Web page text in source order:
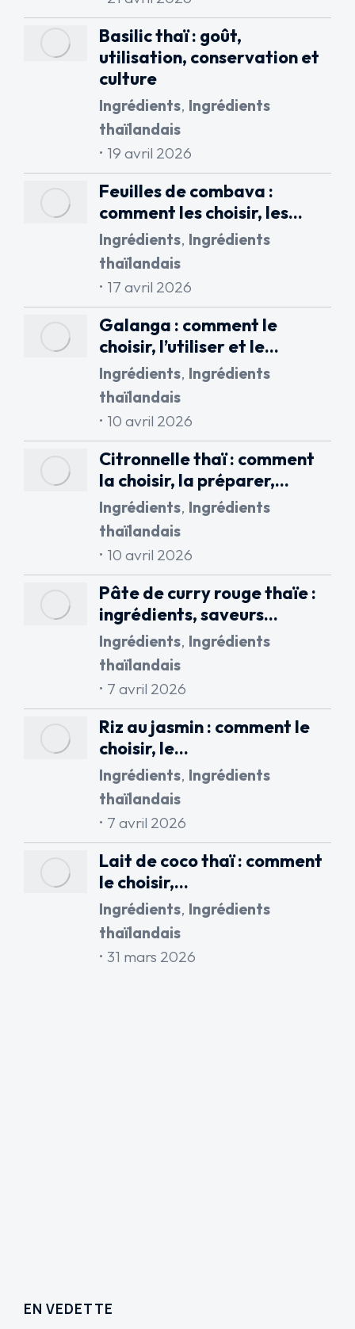
Basilic thaï : goût,
utilisation, conservation et
culture
Ingrédients, Ingrédients
thaïlandais
19 avril 2026
Feuilles de combava :
comment les choisir, les…
Ingrédients, Ingrédients
thaïlandais
17 avril 2026
Galanga : comment le
choisir, l’utiliser et le…
Ingrédients, Ingrédients
thaïlandais
10 avril 2026
Citronnelle thaï : comment
la choisir, la préparer,…
Ingrédients, Ingrédients
thaïlandais
10 avril 2026
Pâte de curry rouge thaïe :
ingrédients, saveurs…
Ingrédients, Ingrédients
thaïlandais
7 avril 2026
Riz au jasmin : comment le
choisir, le…
Ingrédients, Ingrédients
thaïlandais
7 avril 2026
Lait de coco thaï : comment
le choisir,…
Ingrédients, Ingrédients
thaïlandais
31 mars 2026
EN VEDETTE